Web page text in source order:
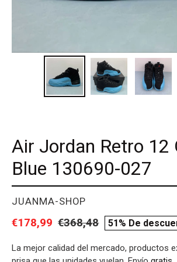
Air Jordan Retro 12
Blue 130690-027
PROVEEDOR
JUANMA-SHOP
Precio
venta
€178,99 Precio
€368,48
compare
51% De
La mejor calidad del mercado, productos